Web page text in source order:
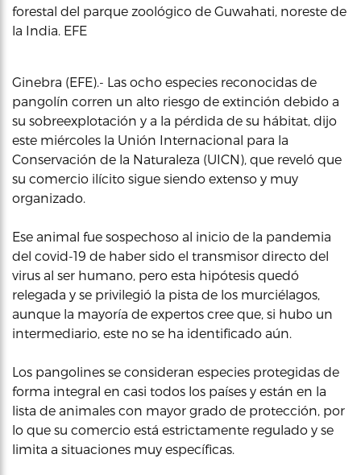
forestal del parque zoológico de Guwahati, noreste de
la India. EFE
Ginebra (EFE).- Las ocho especies reconocidas de
pangolín corren un alto riesgo de extinción debido a
su sobreexplotación y a la pérdida de su hábitat, dijo
este miércoles la Unión Internacional para la
Conservación de la Naturaleza (UICN), que reveló que
su comercio ilícito sigue siendo extenso y muy
organizado.
Ese animal fue sospechoso al inicio de la pandemia
del covid-19 de haber sido el transmisor directo del
virus al ser humano, pero esta hipótesis quedó
relegada y se privilegió la pista de los murciélagos,
aunque la mayoría de expertos cree que, si hubo un
intermediario, este no se ha identificado aún.
Los pangolines se consideran especies protegidas de
forma integral en casi todos los países y están en la
lista de animales con mayor grado de protección, por
lo que su comercio está estrictamente regulado y se
limita a situaciones muy específicas.